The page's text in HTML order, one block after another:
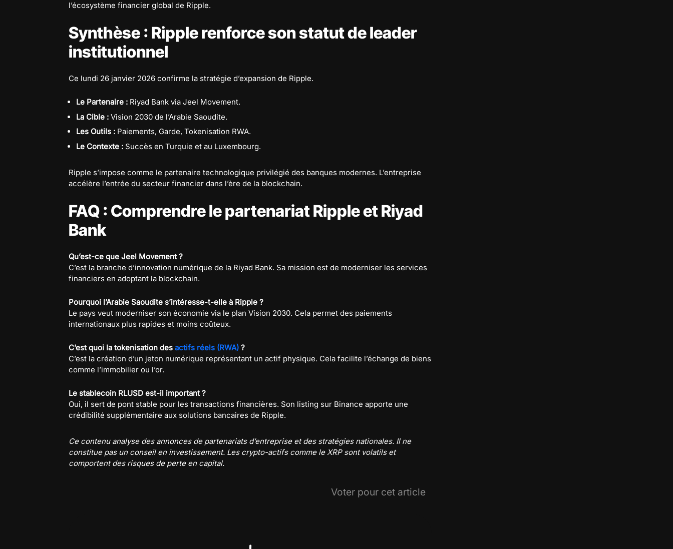
l’écosystème financier global de Ripple.
Synthèse : Ripple renforce son statut de leader
institutionnel
Ce lundi 26 janvier 2026 confirme la stratégie d’expansion de Ripple.
Le Partenaire : Riyad Bank via Jeel Movement.
La Cible : Vision 2030 de l’Arabie Saoudite.
Les Outils : Paiements, Garde, Tokenisation RWA.
Le Contexte : Succès en Turquie et au Luxembourg.
Ripple s’impose comme le partenaire technologique privilégié des banques modernes. L’entreprise
accélère l’entrée du secteur financier dans l’ère de la blockchain.
FAQ : Comprendre le partenariat Ripple et Riyad
Bank
Qu’est-ce que Jeel Movement ?
C’est la branche d’innovation numérique de la Riyad Bank. Sa mission est de moderniser les services
financiers en adoptant la blockchain.
Pourquoi l’Arabie Saoudite s’intéresse-t-elle à Ripple ?
Le pays veut moderniser son économie via le plan Vision 2030. Cela permet des paiements
internationaux plus rapides et moins coûteux.
C’est quoi la tokenisation des actifs réels (RWA) ?
C’est la création d’un jeton numérique représentant un actif physique. Cela facilite l’échange de biens
comme l’immobilier ou l’or.
Le stablecoin RLUSD est-il important ?
Oui, il sert de pont stable pour les transactions financières. Son listing sur Binance apporte une
crédibilité supplémentaire aux solutions bancaires de Ripple.
Ce contenu analyse des annonces de partenariats d’entreprise et des stratégies nationales. Il ne
constitue pas un conseil en investissement. Les crypto-actifs comme le XRP sont volatils et
comportent des risques de perte en capital.
Voter pour cet article